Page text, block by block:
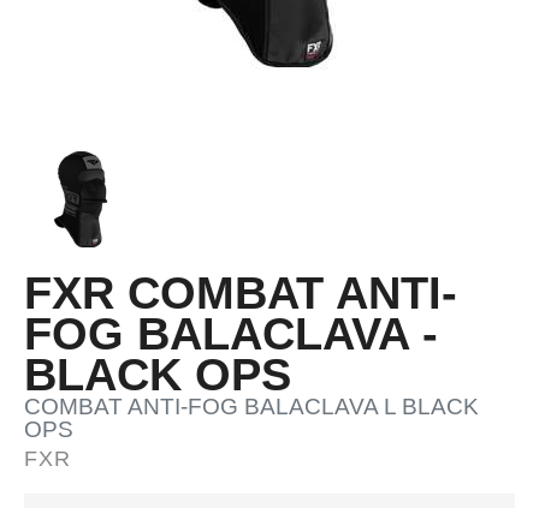
FXR COMBAT ANTI-
FOG BALACLAVA -
BLACK OPS
COMBAT ANTI-FOG BALACLAVA L BLACK
OPS
FXR